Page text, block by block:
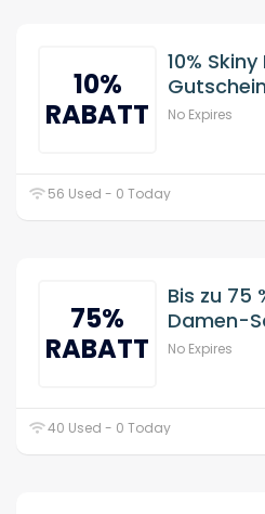
10%
RABATT
10%
Gutschein
No Expires
56 Used - 0 Today
75%
RABATT
Bis zu 75
Damen-
No Expires
40 Used - 0 Today